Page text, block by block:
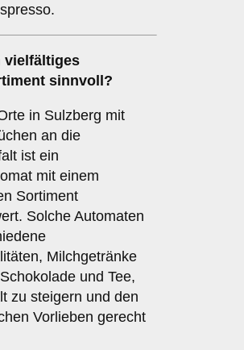
vielfältiges
sinnvoll?
in Sulzberg mit
an die
ist ein
mit einem
Sortiment
Solche Automaten
Milchgetränke
und Tee,
zu steigern und den
Vorlieben gerecht